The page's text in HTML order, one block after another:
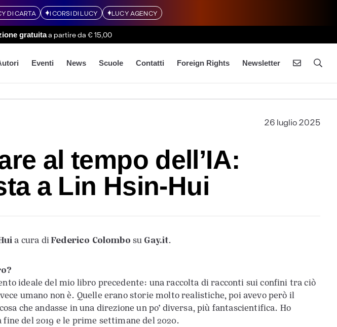
DI CARTA I CORSI DI LUCY LUCY AGENCY
gratuitaa partire da € 15,00
Eventi News Scuole Contatti Foreign Rights Newsletter
26 luglio 2025
al tempo dell’IA:
a Lin Hsin-Hui
a cura diFederico Colombo su Gay.it.
ideale del mio libro precedente: una raccolta di racconti sui confini tra ciò
umano non è. Quelle erano storie molto realistiche, poi avevo però il
che andasse in una direzione un po’ diversa, più fantascientifica. Ho
del 2019 e le prime settimane del 2020.